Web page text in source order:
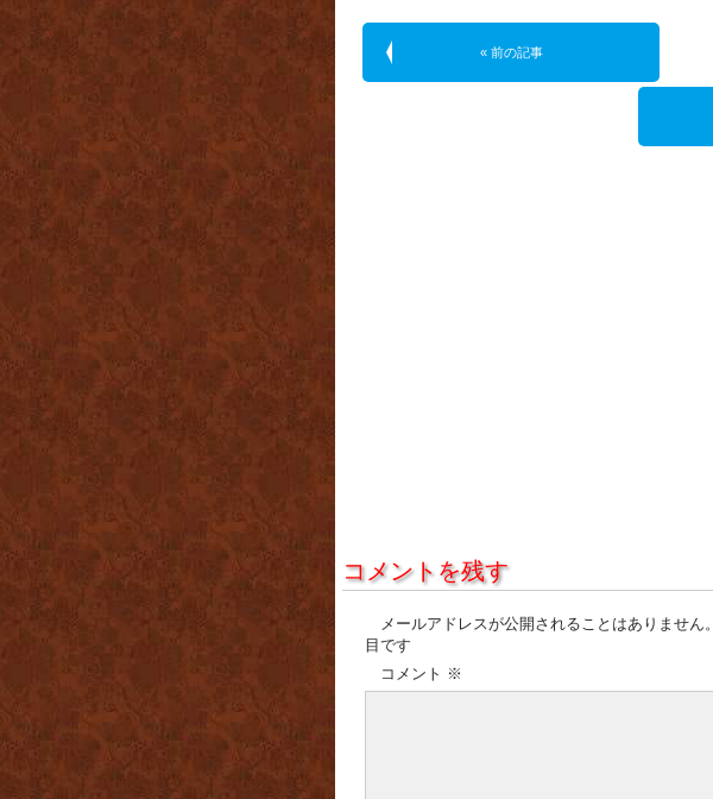
« 前の記事
コメントを残す
メールアドレスが公開されることはありません。
目です
コメント ※